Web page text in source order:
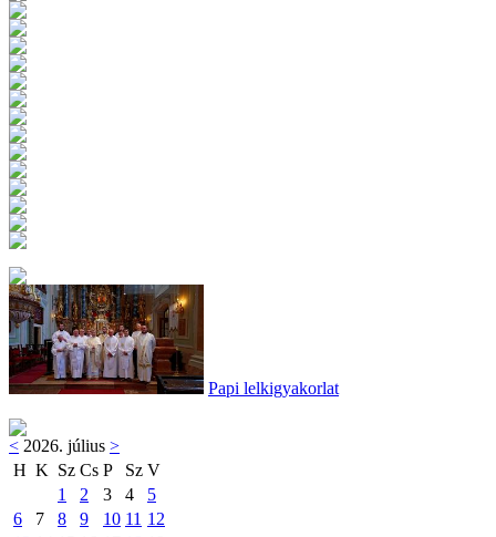
Papi lelkigyakorlat
< 2026. július >
H K Sz Cs P Sz V
1
2 3 4
5
6
7 8 9 10 11 12